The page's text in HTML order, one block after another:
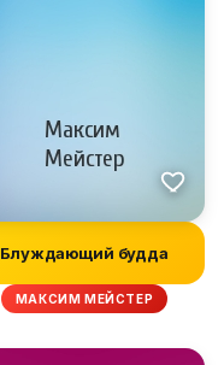
Блуждающий будда
МАКСИМ МЕЙСТЕР